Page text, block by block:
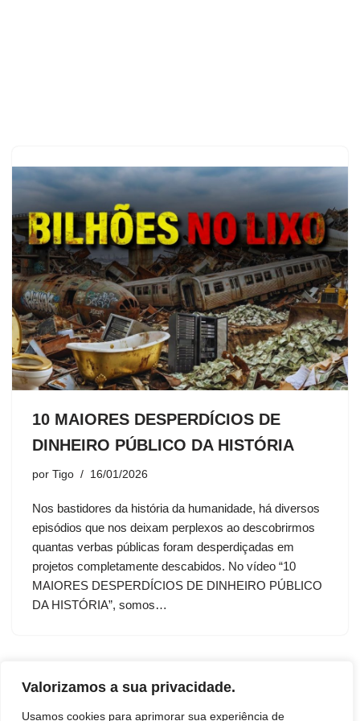
Valorizamos a sua privacidade.
Usamos cookies para aprimorar sua experiência de
10 MAIORES DESPERDÍCIOS DE
DINHEIRO PÚBLICO DA HISTÓRIA
por Tigo 16/01/2026
Nos bastidores da história da humanidade, há diversos
episódios que nos deixam perplexos ao descobrirmos
quantas verbas públicas foram desperdiçadas em
projetos completamente descabidos. No vídeo “10
MAIORES DESPERDÍCIOS DE DINHEIRO PÚBLICO
DA HISTÓRIA”, somos…